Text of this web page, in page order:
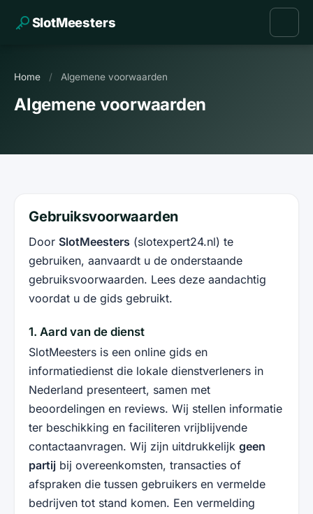
SlotMeesters
Home / Algemene voorwaarden
Algemene voorwaarden
Gebruiksvoorwaarden
Door SlotMeesters (slotexpert24.nl) te
gebruiken, aanvaardt u de onderstaande
gebruiksvoorwaarden. Lees deze aandachtig
voordat u de gids gebruikt.
1. Aard van de dienst
SlotMeesters is een online gids en
informatiedienst die lokale dienstverleners in
Nederland presenteert, samen met
beoordelingen en reviews. Wij stellen informatie
ter beschikking en faciliteren vrijblijvende
contactaanvragen. Wij zijn uitdrukkelijk geen
partij bij overeenkomsten, transacties of
afspraken die tussen gebruikers en vermelde
bedrijven tot stand komen. Een vermelding